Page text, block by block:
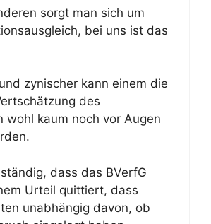
sorgt man sich um
bei uns ist das
zynischer kann einem die
des
wohl kaum noch vor Augen
dass das BVerfG
Urteil quittiert, dass
unabhängig davon, ob